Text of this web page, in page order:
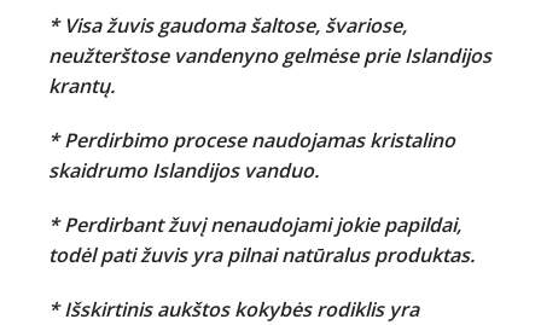
* Visa žuvis gaudoma šaltose, švariose,
neužterštose vandenyno gelmėse prie Islandijos
krantų.
* Perdirbimo procese naudojamas kristalino
skaidrumo Islandijos vanduo.
* Perdirbant žuvį nenaudojami jokie papildai,
todėl pati žuvis yra pilnai natūralus produktas.
* Išskirtinis aukštos kokybės rodiklis yra